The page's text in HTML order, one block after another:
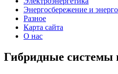
Энергосбережение и
Разное
Карта сайта
О нас
Гибридные системы